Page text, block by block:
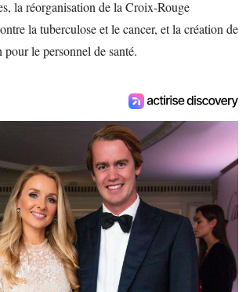
la réorganisation de la Croix-Rouge
la tuberculose et le cancer, et la création de
le personnel de santé.